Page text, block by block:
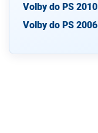
Volby do PS 2010
Volby do PS 2006